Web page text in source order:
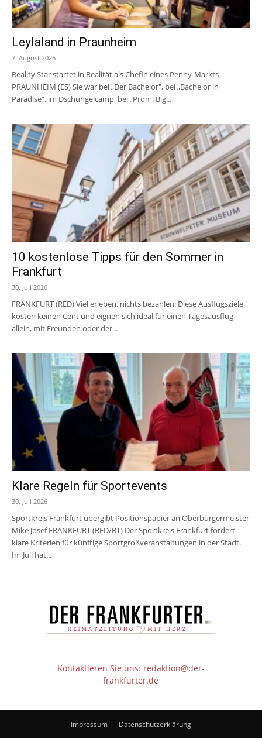
Leylaland in Praunheim
7. August 2026
Reality Star startet in Realität als Chefin eines Penny-Markts
PRAUNHEIM (ES) Sie war bei „Der Bachelor", bei „Bachelor in
Paradise“, im Dschungelcamp, bei „Promi Big...
10 kostenlose Tipps für den Sommer in
Frankfurt
30. Juli 2026
FRANKFURT (RED) Viel erleben, nichts bezahlen: Diese Ausflugsziele
kosten keinen Cent und eignen sich ideal für einen Tagesausflug –
allein, mit Freunden oder der...
Klare Regeln für Sportevents
30. Juli 2026
Sportkreis Frankfurt übergibt Positionspapier an Oberbürgermeister
Mike Josef FRANKFURT (RED/BT) Der Sportkreis Frankfurt fordert
klare Kriterien für künftige Sportgroßveranstaltungen in der Stadt.
Im Juli hat...
Kontaktieren Sie uns: redaktion@der-
frankfurter.de
Impressum Datenschutzerklärung